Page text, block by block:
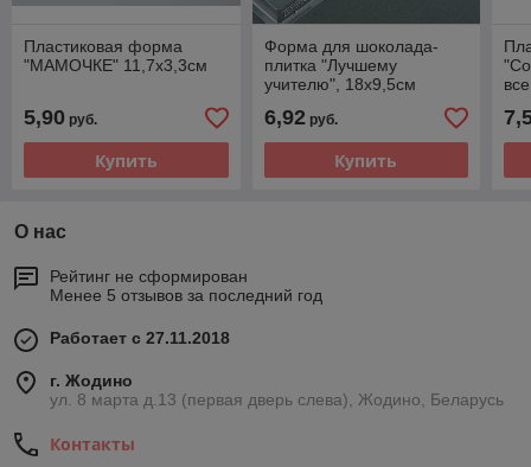
Пластиковая форма
"МАМОЧКЕ" 11,7х3,3см
5,90 руб.
Купить
Форма для шоколада-
плитка "Лучшему
учителю", 18х9,5см
6,92руб.
Купить
О нас
Рейтинг не сформирован
Менее 5 отзывов за последний год
Работает с 27.11.2018
г. Жодино
ул. 8 марта д.13 (первая дверь слева), Жодино, Беларусь
Контакты